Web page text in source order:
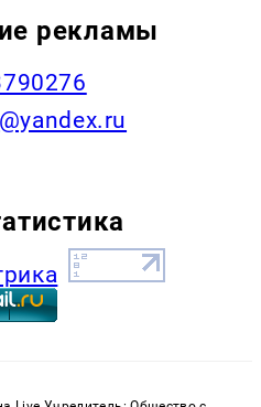
рекламы